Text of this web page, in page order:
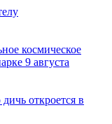
космическое
9 августа
откроется в